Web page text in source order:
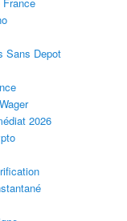
Sans Depot
2026